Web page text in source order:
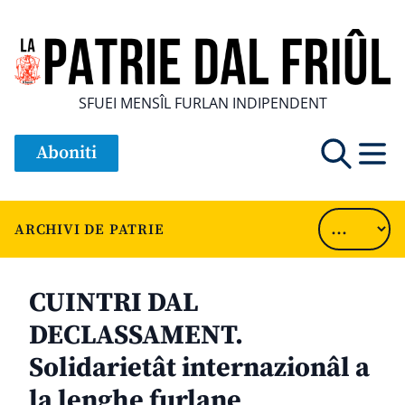
SFUEI MENSÎL FURLAN INDIPENDENT
Aboniti
ARCHIVI DE PATRIE
CUINTRI DAL
DECLASSAMENT.
Solidarietât internazionâl a